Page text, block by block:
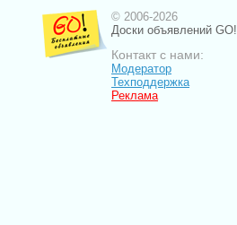
© 2006-2026
Доски объявлений GO!
Контакт с нами:
Модератор
Техподдержка
Реклама